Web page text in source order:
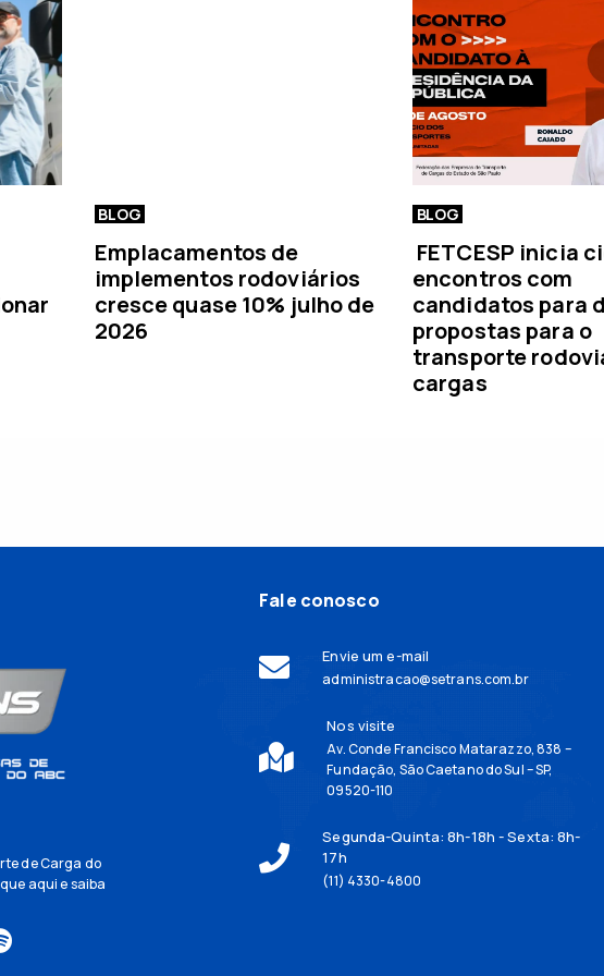
i
a
BLOG
Emplacamentos de
implementos rodoviários
cresce quase 10% julho de
2026
BLOG
FETCESP inicia
encontros com
candidatos para
propostas para o
transporte
cargas
de Carga do
aquie saiba
Fale conosco
Envie um e-mail
administracao@setrans.com.br
Nos visite
Av. Conde Francisco Matarazzo, 838 –
Fundação, São Caetano do Sul – SP,
09520-110
Segunda-Quinta: 8h-18h - Sexta: 8h-
17h
(11) 4330-4800